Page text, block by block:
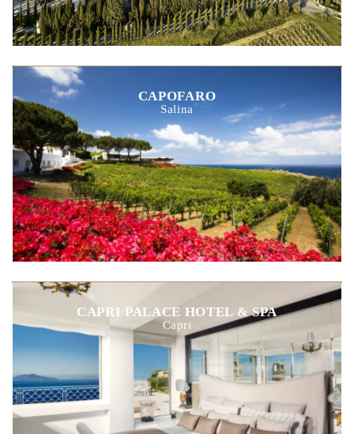
CAPOFARO
Salina
CAPRI PALACE HOTEL & SPA
Capri